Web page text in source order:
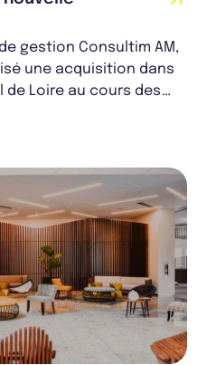
gestion Consultim AM,
une acquisition dans
de Loire au cours des
le montant est...